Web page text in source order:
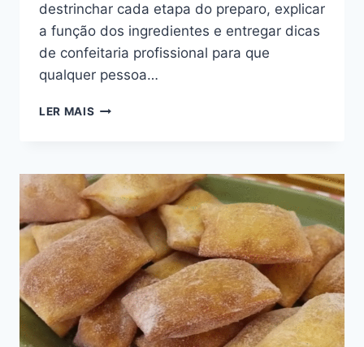
destrinchar cada etapa do preparo, explicar
a função dos ingredientes e entregar dicas
de confeitaria profissional para que
qualquer pessoa…
LER MAIS RECEITA
ABACAXI
COM
COCO